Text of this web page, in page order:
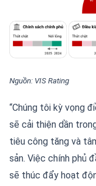
Nguồn: VIS Rating
“Chúng tôi kỳ vọng
sẽ cải thiện dần
tiêu công tăng và
sản. Việc chính phủ
sẽ thúc đẩy hoạt